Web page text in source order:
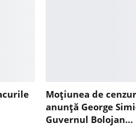
Moțiunea de
anunță George
Guvernul Bolojan…